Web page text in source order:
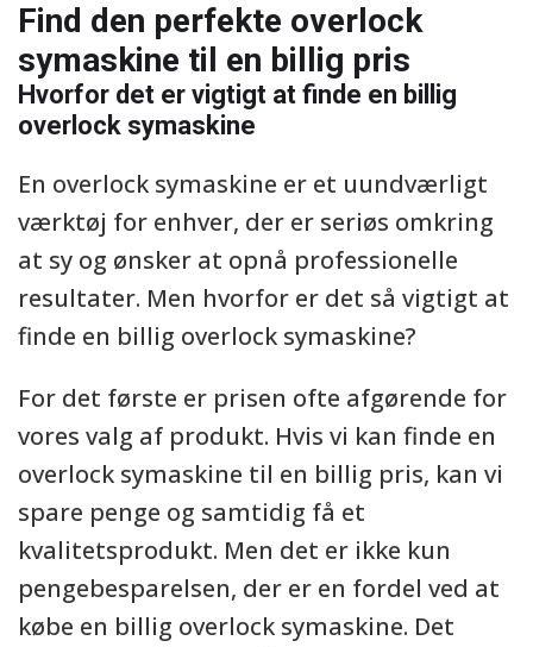
Find den perfekte overlock
symaskine til en billig pris
Hvorfor det er vigtigt at finde en billig
overlock symaskine
En overlock symaskine er et uundværligt
værktøj for enhver, der er seriøs omkring
at sy og ønsker at opnå professionelle
resultater. Men hvorfor er det så vigtigt at
finde en billig overlock symaskine?
For det første er prisen ofte afgørende for
vores valg af produkt. Hvis vi kan finde en
overlock symaskine til en billig pris, kan vi
spare penge og samtidig få et
kvalitetsprodukt. Men det er ikke kun
pengebesparelsen, der er en fordel ved at
købe en billig overlock symaskine. Det